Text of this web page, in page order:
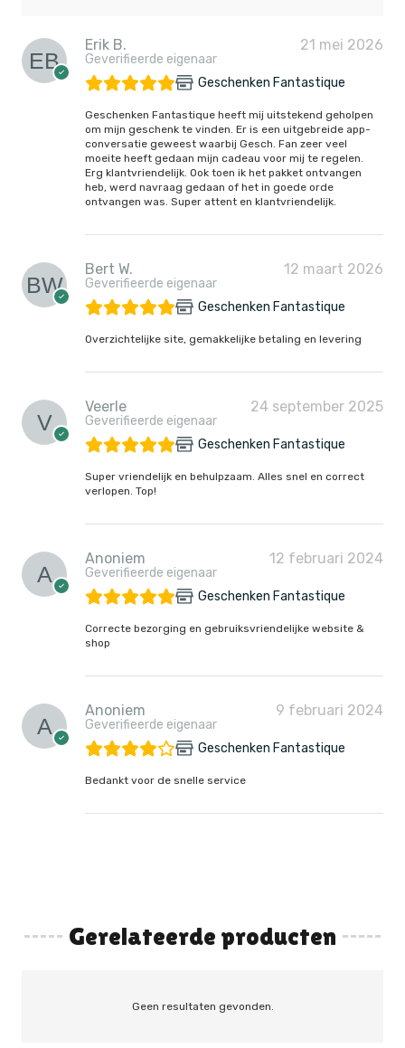
Erik B.
Geverifieerde eigenaar
21 mei 2026
Geschenken Fantastique
Geschenken Fantastique heeft mij uitstekend geholpen
om mijn geschenk te vinden. Er is een uitgebreide app-
conversatie geweest waarbij Gesch. Fan zeer veel
moeite heeft gedaan mijn cadeau voor mij te regelen.
Erg klantvriendelijk. Ook toen ik het pakket ontvangen
heb, werd navraag gedaan of het in goede orde
ontvangen was. Super attent en klantvriendelijk.
Bert W.
Geverifieerde eigenaar
12 maart 2026
Geschenken Fantastique
Overzichtelijke site, gemakkelijke betaling en levering
Veerle
Geverifieerde eigenaar
24 september 2025
Geschenken Fantastique
Super vriendelijk en behulpzaam. Alles snel en correct
verlopen. Top!
Anoniem
Geverifieerde eigenaar
12 februari 2024
Geschenken Fantastique
Correcte bezorging en gebruiksvriendelijke website &
shop
Anoniem
Geverifieerde eigenaar
9 februari 2024
Geschenken Fantastique
Bedankt voor de snelle service
Gerelateerde producten
Geen resultaten gevonden.